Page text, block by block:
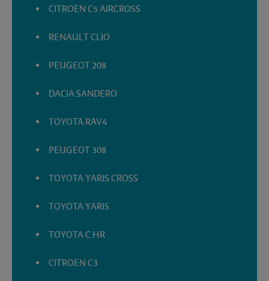
CITROEN C5 AIRCROSS
RENAULT CLIO
PEUGEOT 208
DACIA SANDERO
TOYOTA RAV4
PEUGEOT 308
TOYOTA YARIS CROSS
TOYOTA YARIS
TOYOTA C HR
CITROEN C3